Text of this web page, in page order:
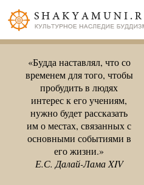
«Будда наставлял, что со
временем для того, чтобы
пробудить в людях
интерес к его учениям,
нужно будет рассказать
им о местах, связанных с
основными событиями в
его жизни.»
Е.С. Далай-Лама XIV